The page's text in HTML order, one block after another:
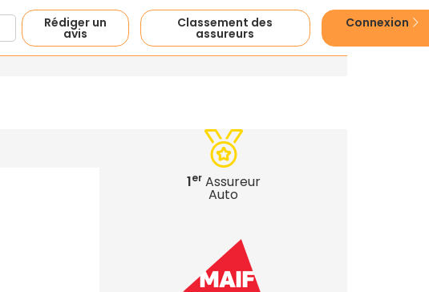
Rédiger un
avis
Classement des
assureurs
Connexion
1er Assureur
Auto